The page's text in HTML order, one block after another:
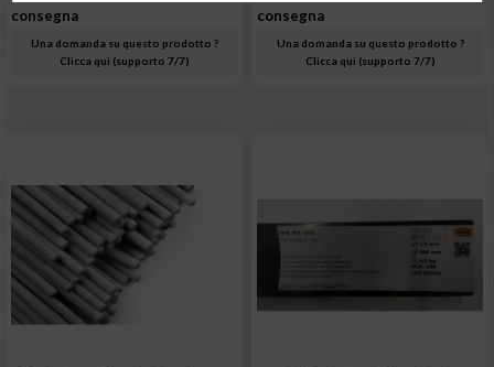
consegna
Una domanda su questo prodotto ?
Clicca qui (supporto 7/7)
consegna
Una domanda su questo prodotto ?
Clicca qui (supporto 7/7)